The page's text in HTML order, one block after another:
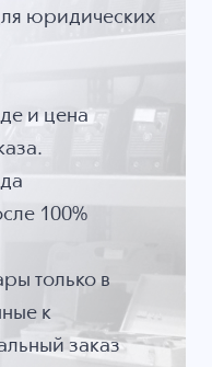
юридических
и цена
100%
только в
к
заказ